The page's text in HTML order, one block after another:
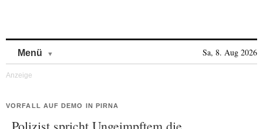
Menü Sa, 8. Aug 2026
VORFALL AUF DEMO IN PIRNA